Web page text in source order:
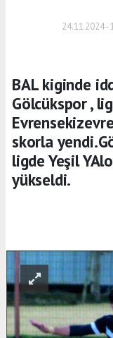
24.11.2024 -
BAL kiginde
Gölcükspor ,
skorla
ligde Yeşil
yükseldi.